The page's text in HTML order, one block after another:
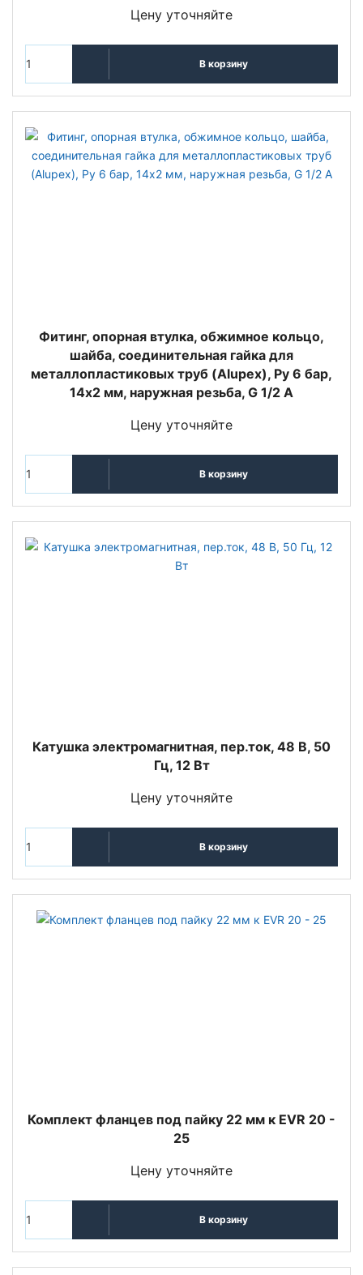
Цену уточняйте
В корзину
Фитинг, опорная втулка, обжимное кольцо,
шайба, соединительная гайка для
металлопластиковых труб (Alupex), Ру 6 бар,
14x2 мм, наружная резьба, G 1/2 A
Цену уточняйте
В корзину
Катушка электромагнитная, пер.ток, 48 В, 50
Гц, 12 Вт
Цену уточняйте
В корзину
Комплект фланцев под пайку 22 мм к EVR 20 -
25
Цену уточняйте
В корзину